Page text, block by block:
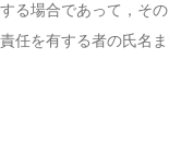
る場合であって，そ
任を有する者の氏名